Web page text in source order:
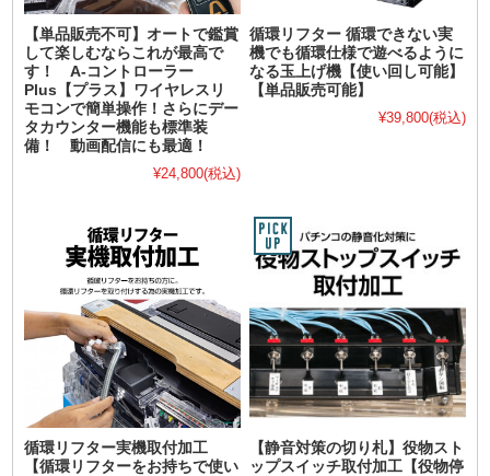
【単品販売不可】オートで鑑賞
して楽しむならこれが最高で
す！ A-コントローラー
Plus【プラス】ワイヤレスリ
モコンで簡単操作！さらにデー
タカウンター機能も標準装
備！ 動画配信にも最適！
¥24,800(税込)
循環リフター 循環できない実
機でも循環仕様で遊べるように
なる玉上げ機【使い回し可能】
【単品販売可能】
¥39,800(税込)
循環リフター実機取付加工
【循環リフターをお持ちで使い
【静音対策の切り札】役物スト
ップスイッチ取付加工【役物停